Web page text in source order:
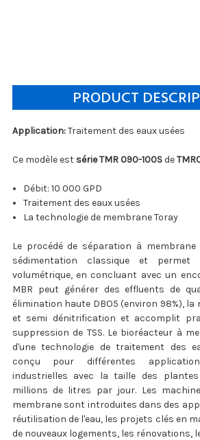
PRODUCT
Application:Traitement des eaux usées
Ce modèle est série TMR 090-100Sde
Débit: 10 000 GPD
Traitement des eaux usées
La technologie de membrane Toray
Le procédé de séparation à
sédimentation classique et permet
volumétrique, en concluant avec un
MBR peut générer des effluents de
élimination haute DBO5 (environ 98%),
et semi dénitrification et accomplit
suppression de TSS. Le bioréacteur à
d'une technologie de traitement des
conçu pour différentes
industrielles avec la taille des
millions de litres par jour. Les
membrane sont introduites dans des
réutilisation de l'eau, les projets clés en
de nouveaux logements, les rénovations,